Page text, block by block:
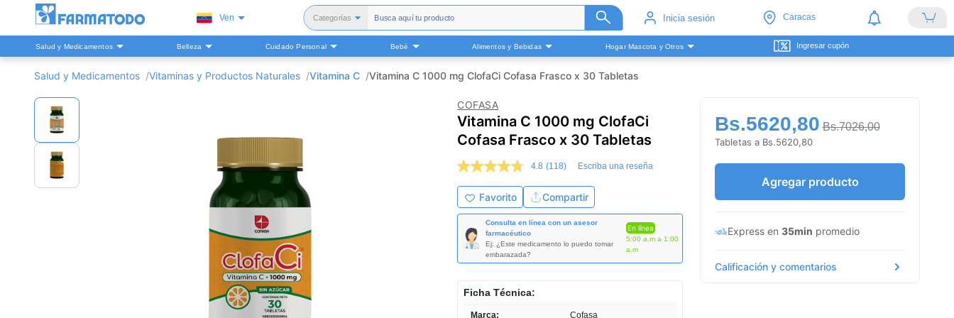
Ven Categorías
Todas
Belleza
Inicia sesión Caracas
Salud y Medicamentos Belleza Cuidado Personal Bebé Alimentos y Bebidas Hogar Mascota y Otros Ingresar cupón
Salud y Medicamentos Vitaminas y Productos Naturales Vitamina C Vitamina C 1000 mg ClofaCi Cofasa Frasco x 30 Tabletas
COFASA
Vitamina C 1000 mg ClofaCi
Cofasa Frasco x 30 Tabletas
4.8
de
estrellas,
valor
medio
de
valoración.
Read
Reviews.
Enlace
4.8 (118) Escriba una reseña
Favorito Compartir
Consulta en línea con un asesor
farmacéutico
Ej: ¿Este medicamento lo puedo tomar
embarazada?
En línea
5:00 a.m a 1:00
a.m
Ficha Técnica:
Marca: Cofasa
Bs.5620,80 Bs.7026,00
Tabletas a Bs.5620,80
Agregar producto
Express en 35min promedio
Calificación y comentarios